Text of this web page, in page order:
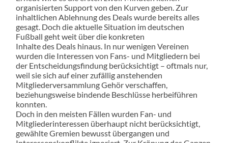
organisierten Support von den Kurven geben. Zur
inhaltlichen Ablehnung des Deals wurde bereits alles
gesagt. Doch die aktuelle Situation im deutschen
Fußball geht weit über die konkreten
Inhalte des Deals hinaus. In nur wenigen Vereinen
wurden die Interessen von Fans- und Mitgliedern bei
der Entscheidungsfindung berücksichtigt – oftmals nur,
weil sie sich auf einer zufällig anstehenden
Mitgliederversammlung Gehör verschaffen,
beziehungsweise bindende Beschlüsse herbeiführen
konnten.
Doch in den meisten Fällen wurden Fan- und
Mitgliederinteressen überhaupt nicht berücksichtigt,
gewählte Gremien bewusst übergangen und